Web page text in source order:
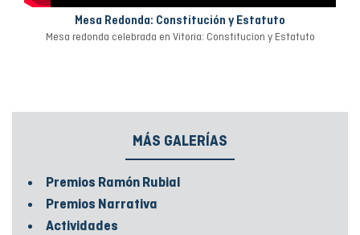
Mesa Redonda: Constitución y Estatuto
Mesa redonda celebrada en Vitoria: Constitucion y Estatuto
MÁS GALERÍAS
Premios Ramón Rubial
Premios Narrativa
Actividades